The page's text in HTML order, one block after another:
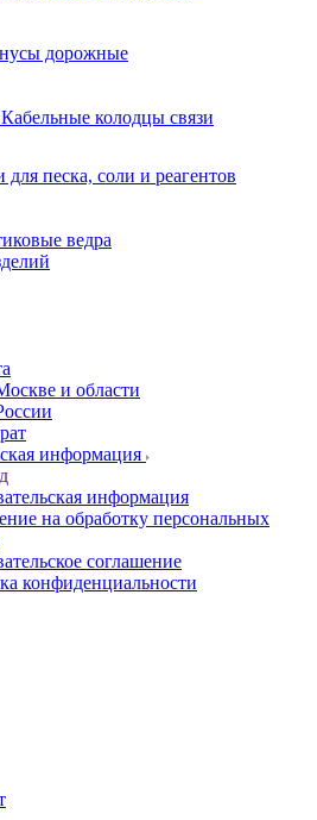
дорожные
Кабельные колодцы связи
песка, соли и реагентов
ведра
и области
информация
информация
на обработку персональных
соглашение
конфиденциальности